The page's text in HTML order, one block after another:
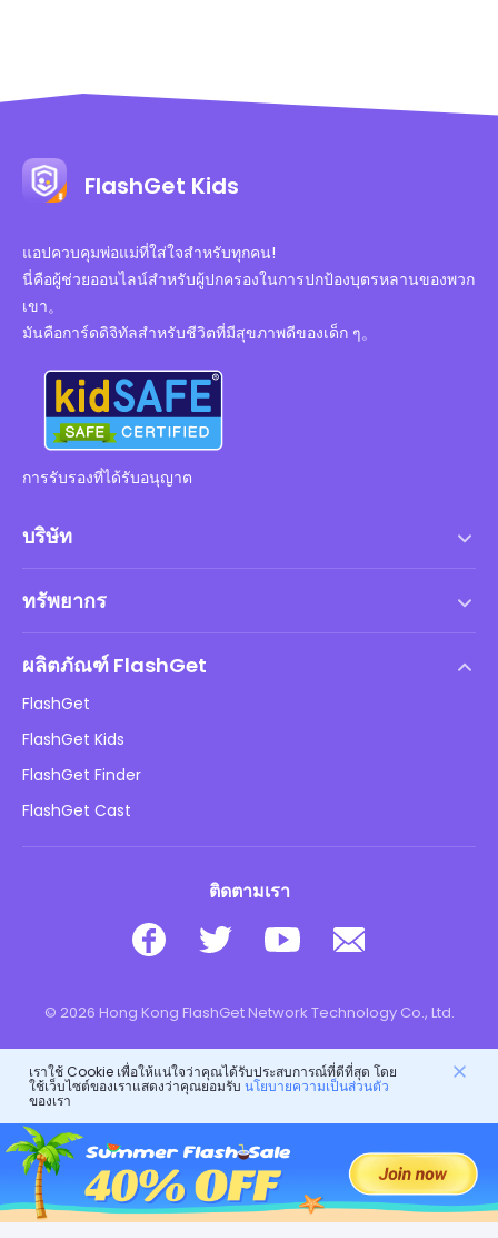
FlashGet Kids
แอปควบคุมพ่อแม่ที่ใส่ใจสำหรับทุกคน!
นี่คือผู้ช่วยออนไลน์สำหรับผู้ปกครองในการปกป้องบุตรหลานของพวก
เขา。
มันคือการ์ดดิจิทัลสำหรับชีวิตที่มีสุขภาพดีของเด็ก ๆ。
การรับรองที่ได้รับอนุญาต
บริษัท
นโยบาย DMCA
นโยบายความเป็นส่วนตัว
นโยบายการโฆษณา
อย่าขายข้อมูลของฉัน
ทรัพยากร
บล็อก
ความปลอดภัยของเด็กออนไลน์
ดาวน์โหลด
ผลิตภัณฑ์ FlashGet
FlashGet
FlashGet Kids
FlashGet Finder
FlashGet Cast
ติดตามเรา
© 2026 Hong Kong FlashGet Network Technology Co., Ltd.
เราใช้ Cookie เพื่อให้แน่ใจว่าคุณได้รับประสบการณ์ที่ดีที่สุด โดย
ใช้เว็บไซต์ของเราแสดงว่าคุณยอมรับ นโยบายความเป็นส่วนตัว
ของเรา